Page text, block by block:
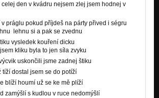
den v kvádru nejsem zlej jsem hodnej v
práglu pokud příjdeš na párty přived i ségru
lehnu si a pak se zvednu
vysledek kouření dicku
kliku byla to jen síla zvyku
uskončili jsme zadnej štiku
tíží dostal jsem se do potíží
blíží houmí už se ke mě plíží
zamýšlí s kudlou v ruce nedomýšlí